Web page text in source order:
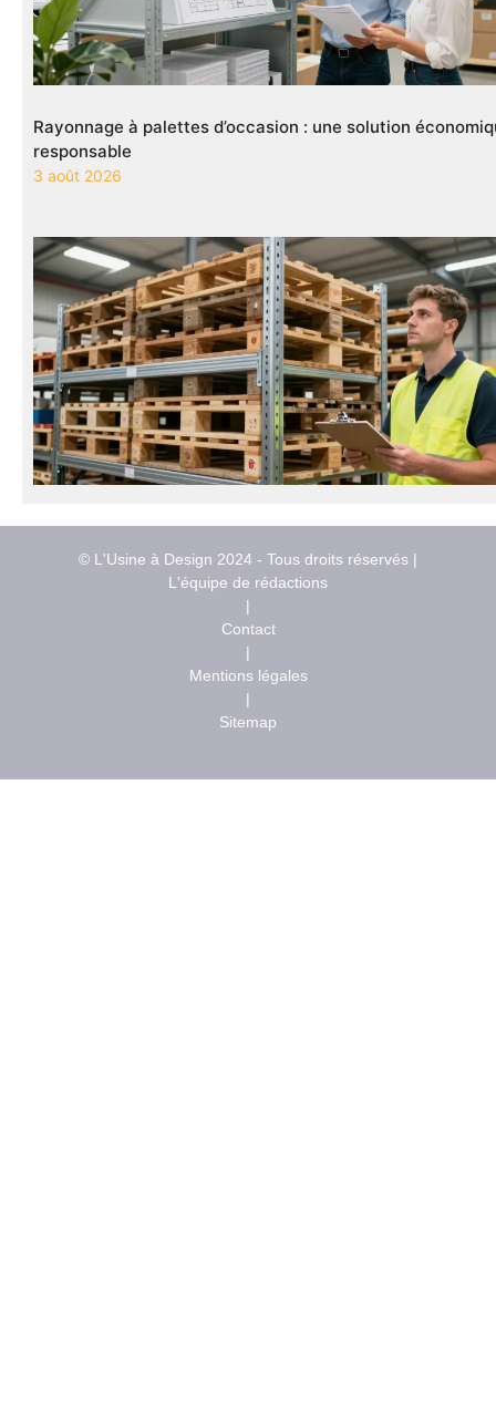
Rayonnage à palettes d’occasion : une solution
responsable
3 août 2026
© L'Usine à Design 2024 - Tous droits réservés |
L'équipe de rédactions
|
Contact
|
Mentions légales
|
Sitemap